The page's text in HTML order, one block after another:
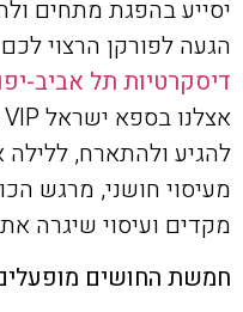
יסייע בהפגת מתחים
הגעה לפורקן הרצוי
דיסקרטיות תל אביב-
להגיע ולהתארח, ללילה
מעיסוי חושני, מרגש
מקדים ועיסוי שיגרה
חמשת החושים